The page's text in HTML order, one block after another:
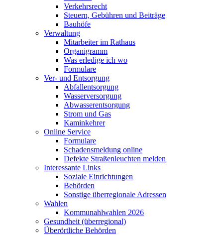
Verkehrsrecht
Steuern, Gebühren und Beiträge
Bauhöfe
Verwaltung
Mitarbeiter im Rathaus
Organigramm
Was erledige ich wo
Formulare
Ver- und Entsorgung
Abfallentsorgung
Wasserversorgung
Abwasserentsorgung
Strom und Gas
Kaminkehrer
Online Service
Formulare
Schadensmeldung online
Defekte Straßenleuchten melden
Interessante Links
Soziale Einrichtungen
Behörden
Sonstige überregionale Adressen
Wahlen
Kommunahlwahlen 2026
Gesundheit (überregional)
Überörtliche Behörden